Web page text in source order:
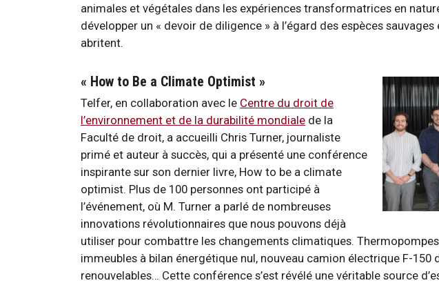
animales et végétales dans les expériences transformatrices en
développer un « devoir de diligence » à l’égard des espèces
abritent.
« How to Be a Climate Optimist »
Telfer, en collaboration avec le Centre du droit de
l’environnement et de la durabilité mondiale de la
Faculté de droit, a accueilli Chris Turner, journaliste
primé et auteur à succès, qui a présenté une conférence
inspirante sur son dernier livre, How to be a climate
optimist. Plus de 100 personnes ont participé à
l’événement, où M. Turner a parlé de nombreuses
innovations révolutionnaires que nous pouvons déjà
utiliser pour combattre les changements climatiques.
immeubles à bilan énergétique nul, nouveau camion électrique F-150
renouvelables… Cette conférence s’est révélé une véritable source